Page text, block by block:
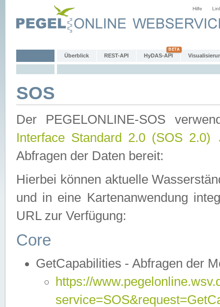
Hilfe
Überblick REST-API HyDAS-API
SOS
Der PEGELONLINE-SOS
Interface Standard 2.0 (SOS 2.0)
Abfragen der Daten bereit:
Hierbei können aktuelle
und in eine Kartenanwendung
URL zur Verfügung:
Core
GetCapabilities - Abfragen der
https://